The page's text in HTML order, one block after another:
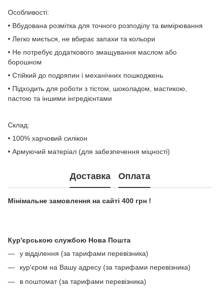
Особливості:
• Вбудована розмітка для точного розподілу та вимірювання
• Легко миється, не вбирає запахи та кольори
• Не потребує додаткового змащування маслом або
борошном
• Стійкий до подряпин і механічних пошкоджень
• Підходить для роботи з тістом, шоколадом, мастикою,
пастою та іншими інгредієнтами
Склад:
• 100% харчовий силікон
• Армуючий матеріал (для забезпечення міцності)
Доставка Оплата
Мінімальне замовлення на сайті 400 грн !
Кур'єрською службою Нова Пошта
у відділення (за тарифами перевізника)
кур'єром на Вашу адресу (за тарифами перевізника)
в поштомат (за тарифами перевізника)